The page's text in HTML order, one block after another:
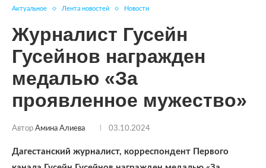
Актуальное Лента новостей Новости
Журналист Гусейн
Гусейнов награжден
медалью «За
проявленное мужество»
Автор Амина Алиева 03.10.2024
Дагестанский журналист, корреспондент Первого